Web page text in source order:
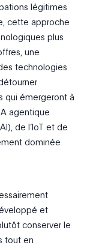
légitimes
cette approche
plus
une
technologies
qui émergeront à
agentique
de l’IoT et de
dominée
et
conserver le
tout en